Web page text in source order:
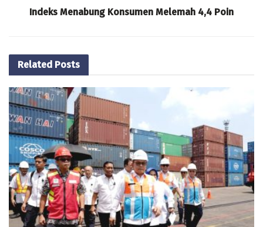
Indeks Menabung Konsumen Melemah 4,4 Poin
Related Posts